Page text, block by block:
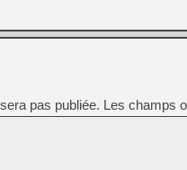
pas publiée. Les champs